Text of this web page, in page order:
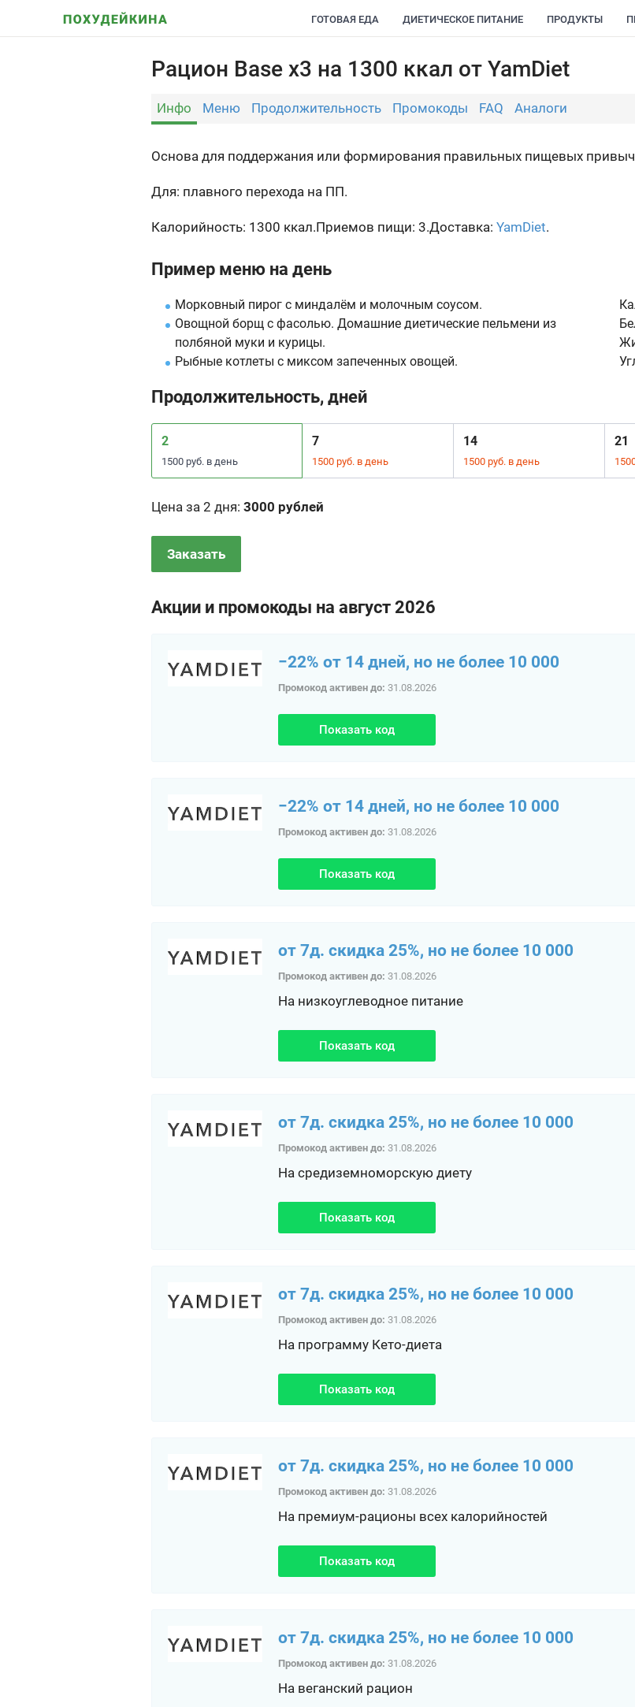
ГОТОВАЯ ЕДА ДИЕТИЧЕСКОЕ ПИТАНИЕ ПРОДУКТЫ
Рацион Base x3 на 1300 ккал от YamDiet
Инфо Меню Продолжительность Промокоды FAQ Аналоги
Основа для поддер­жания или формирования правильных пищевых
Для: плавного перехода на ПП.
Калорийность: 1300 ккал.Приемов пищи: 3.Доставка: YamDiet.
Пример меню на день
Морковный пирог с миндалём и молочным соусом.
Овощной борщ с фасолью. Домашние диетические пельмени из
полбяной муки и курицы.
Рыбные котлеты с миксом запеченных овощей.
Продолжительность, дней
2
1500 руб. в день
7
1500 руб. в день
14
1500 руб. в день
21
Цена за 2 дня: 3000 рублей
Заказать
Акции и промокоды на август 2026
−22% от 14 дней, но не более 10 000
Промокод активен до: 31.08.2026
Показать код
−22% от 14 дней, но не более 10 000
Промокод активен до: 31.08.2026
Показать код
от 7д. скидка 25%, но не более 10 000
Промокод активен до: 31.08.2026
На низкоуглеводное питание
Показать код
от 7д. скидка 25%, но не более 10 000
Промокод активен до: 31.08.2026
На средиземноморскую диету
Показать код
от 7д. скидка 25%, но не более 10 000
Промокод активен до: 31.08.2026
На программу Кето-диета
Показать код
от 7д. скидка 25%, но не более 10 000
Промокод активен до: 31.08.2026
На премиум-рационы всех калорийностей
Показать код
от 7д. скидка 25%, но не более 10 000
Промокод активен до: 31.08.2026
На веганский рацион